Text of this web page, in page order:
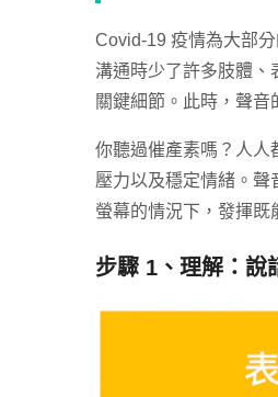
Covid-19 疫情為大部
溝通時少了許多肢體
關鍵細節。此時，聲音
你聽過催產素嗎？人人
壓力以及穩定情緒。
螢幕的情況下，發揮既
步驟 1、理解：說